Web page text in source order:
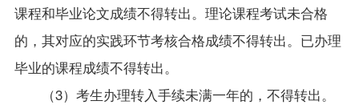
课程和毕业论文成绩不得转出。理论课程考试未合格
的，其对应的实践环节考核合格成绩不得转出。已办理
毕业的课程成绩不得转出。
（3）考生办理转入手续未满一年的，不得转出。